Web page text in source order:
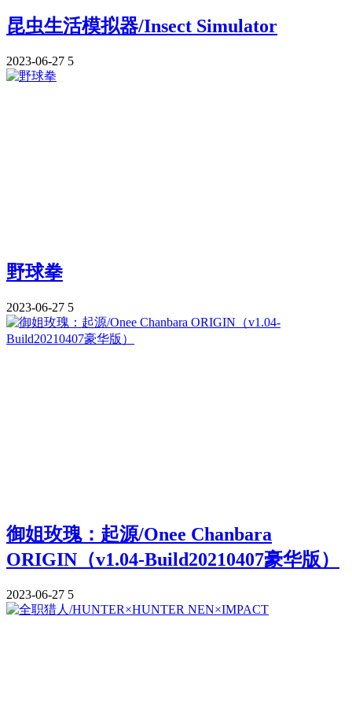
昆虫生活模拟器/Insect Simulator
2023-06-27 5
野球拳
2023-06-27 5
御姐玫瑰：起源/Onee Chanbara
ORIGIN（v1.04-Build20210407豪华版）
2023-06-27 5